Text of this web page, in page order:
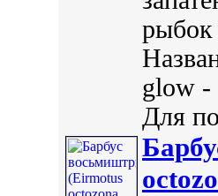
рыбок
glow -
Для